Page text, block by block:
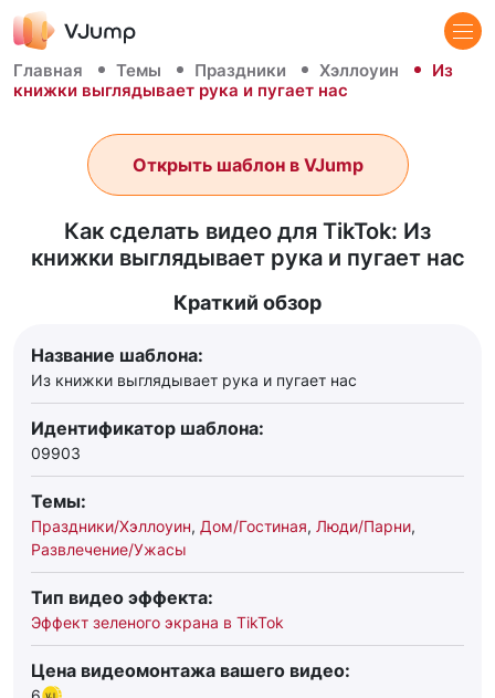
Главная Темы Праздники Хэллоуин
Из
книжки выглядывает рука и пугает нас
Как сделать видео для TikTok: Из
книжки выглядывает рука и пугает нас
Открыть шаблон в VJump
Краткий обзор
Название шаблона:
Из книжки выглядывает рука и пугает нас
Идентификатор шаблона:
09903
Темы:
Праздники/Хэллоуин, Дом/Гостиная, Люди/Парни,
Развлечение/Ужасы
Тип видео эффекта:
Эффект зеленого экрана в TikTok
Цена видеомонтажа вашего видео: